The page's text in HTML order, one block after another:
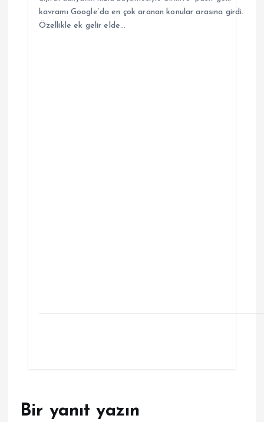
kavramı Google’da en çok aranan konular arasına girdi.
Özellikle ek gelir elde…
Bir yanıt yazın